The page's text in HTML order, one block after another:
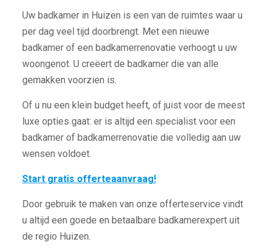
Uw badkamer in Huizen is een van de ruimtes waar u
per dag veel tijd doorbrengt. Met een nieuwe
badkamer of een badkamerrenovatie verhoogt u uw
woongenot. U creëert de badkamer die van alle
gemakken voorzien is.
Of u nu een klein budget heeft, of juist voor de meest
luxe opties gaat: er is altijd een specialist voor een
badkamer of badkamerrenovatie die volledig aan uw
wensen voldoet.
Start gratis offerteaanvraag!
Door gebruik te maken van onze offerteservice vindt
u altijd een goede en betaalbare badkamerexpert uit
de regio Huizen.